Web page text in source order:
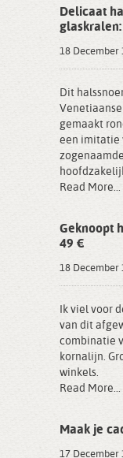
Delicaat
18 December
Dit
gemaakt
een imitatie
Read More...
Geknoopt
49 €
18 December
Ik viel voor
van dit
combinatie
kornalijn.
winkels.
Read More...
Maak je
17 December